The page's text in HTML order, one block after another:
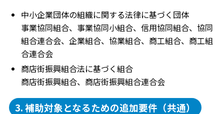
中小企業団体の組織に関する法律に基づく団体
事業協同組合、事業協同小組合、信用協同組合、協同
組合連合会、企業組合、協業組合、商工組合、商工組
合連合会
商店街振興組合法に基づく組合
商店街振興組合、商店街振興組合連合会
3. 補助対象となるための追加要件（共通）